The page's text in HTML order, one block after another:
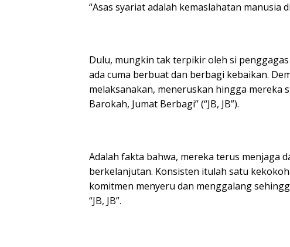
“Asas syariat adalah kemaslahatan manusia
Dulu, mungkin tak terpikir oleh si
ada cuma berbuat dan berbagi kebaikan.
melaksanakan, meneruskan hingga mereka
Barokah, Jumat Berbagi” (“JB, JB”).
Adalah fakta bahwa, mereka terus menjaga
berkelanjutan. Konsisten itulah satu
komitmen menyeru dan menggalang
“JB, JB”.